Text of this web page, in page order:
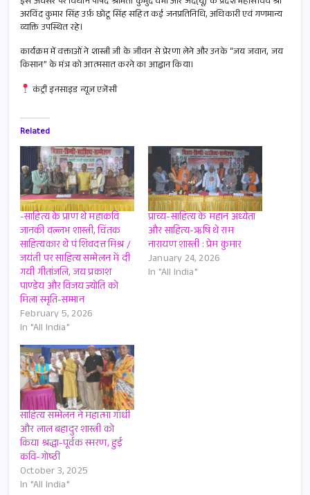
p
अरविंद कुमार सिंह उर्फ़ छोटू सिंह सहित कई जनप्रतिनिधि, अधिकारी एवं गणमान्य
व्यक्ति उपस्थित रहे।
कार्यक्रम में वक्ताओं ने शास्त्री जी के जीवन से प्रेरणा लेने और उनके “जय जवान, जय
किसान” के मंत्र को आत्मसात करने का आह्वान किया।
कंट्री इनसाइड न्यूज एजेंसी
Related
-साहित्य के प्राण थे महाकवि
जानकी वल्लभ शास्त्री, चिंतक
साहित्यकार थे पं शिवदत्त मिश्र /
जयंती पर साहित्य सम्मेलन में दी
गयी गीतांजलि, जय प्रकाश
पाण्डेय और विजय ज्योति को
मिला स्मृति-सम्मान
February 5, 2026
In "All India"
प्राच्य-साहित्य के महान अध्येता
और साहित्य-ऋषि थे राम
नारायण शास्त्री : प्रेम कुमार
January 24, 2026
In "All India"
साहित्य सम्मेलन ने महात्मा गाँधी
और लाल बहादुर शास्त्री को
किया श्रद्धा-पूर्वक स्मरण, हुई
कवि-गोष्ठी
October 3, 2025
In "All India"